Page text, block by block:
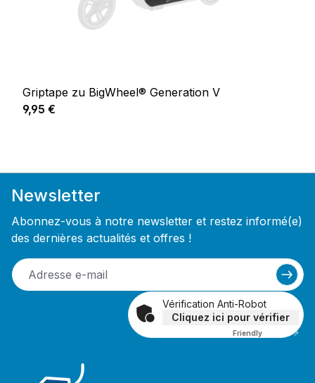
Griptape zu BigWheel® Generation V
Prix régulier :
9,95 €
Newsletter
Abonnez-vous à notre newsletter et restez informé(e)
des dernières actualités et offres !
Vérification Anti-Robot
Cliquez ici pour vérifier
Friendly Captcha ⇗